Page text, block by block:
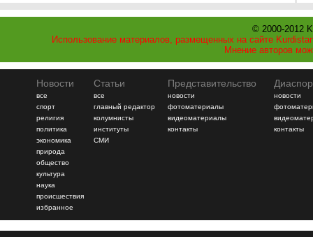
© 2000-2012
Использование материалов, размещенных на сайте
Мнение авторов
Новости
все
спорт
религия
политика
экономика
природа
общество
культура
наука
происшествия
избранное
Статьи
все
главный редактор
колумнисты
институты
СМИ
Представительство
новости
фотоматериалы
видеоматериалы
контакты
новости
контакты